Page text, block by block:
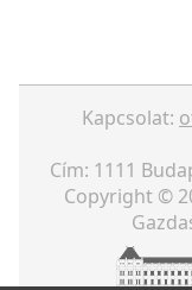
Kapcsolat:
Cím: 1111
Copyright ©